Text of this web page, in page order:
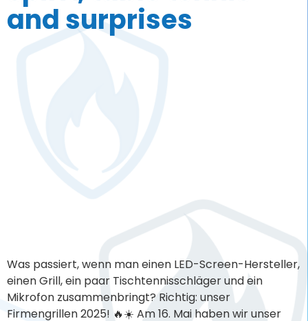
Efficient and reliable:
Installation of robust
Funktionalität auch auf modernste Technik setzt. In
Maßen 4,50 x 3,00 m und 2x 4,50 x 2,50 m angefertigt,
welche die Firma dann eigenständig installieren
konnte. Mit dem […]